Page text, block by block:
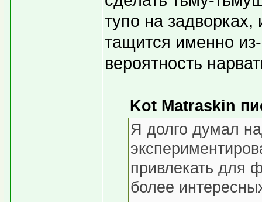
тупо на
тащится именно
вероятность
Kot Matraskin
Я долго думал
привлекать для
более